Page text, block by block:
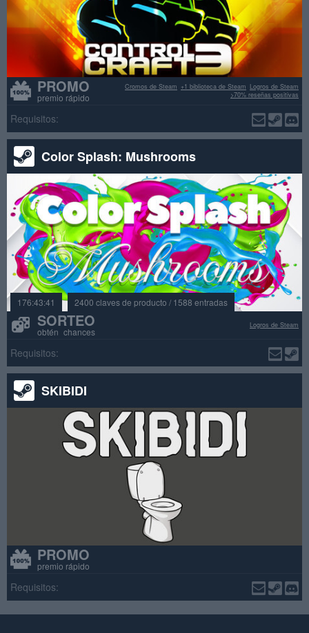
PROMO
premio rápido
Logros de Steam
+1 biblioteca de Steam
Cromos de Steam
>70% reseñas positivas
Requisitos:
Color Splash: Mushrooms
176:43:41 2400 claves de producto / 1588 entradas
SORTEO
obtén chances
Logros de Steam
Requisitos:
SKIBIDI
PROMO
premio rápido
Requisitos: